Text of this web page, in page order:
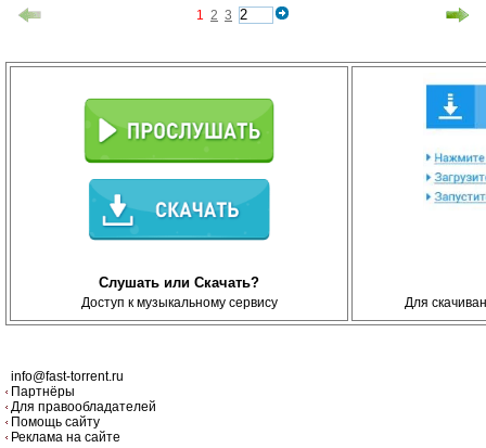
1 2 3
Слушать или Скачать?
Доступ к музыкальному сервису Для
info@fast-torrent.ru
Партнёры
Для правообладателей
Помощь сайту
Реклама на сайте